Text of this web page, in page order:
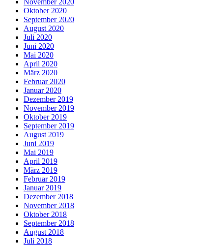
November 2020
Oktober 2020
September 2020
August 2020
Juli 2020
Juni 2020
Mai 2020
April 2020
März 2020
Februar 2020
Januar 2020
Dezember 2019
November 2019
Oktober 2019
September 2019
August 2019
Juni 2019
Mai 2019
April 2019
März 2019
Februar 2019
Januar 2019
Dezember 2018
November 2018
Oktober 2018
September 2018
August 2018
Juli 2018